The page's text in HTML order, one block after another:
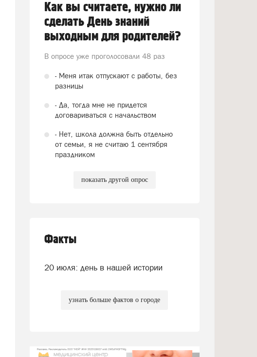
Как вы считаете, нужно ли
сделать День знаний
выходным для родителей?
В опросе уже проголосовали 48 раз
- Меня итак отпускают с работы, без
разницы
- Да, тогда мне не придется
договариваться с начальством
- Нет, школа должна быть отдельно
от семьи, я не считаю 1 сентября
праздником
показать другой опрос
Факты
20 июля: день в нашей истории
узнать больше фактов о городе